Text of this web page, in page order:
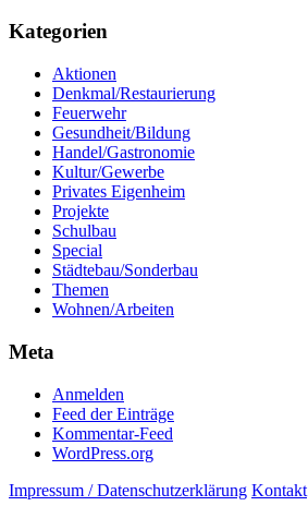
Kategorien
Aktionen
Denkmal/Restaurierung
Feuerwehr
Gesundheit/Bildung
Handel/Gastronomie
Kultur/Gewerbe
Privates Eigenheim
Projekte
Schulbau
Special
Städtebau/Sonderbau
Themen
Wohnen/Arbeiten
Meta
Anmelden
Feed der Einträge
Kommentar-Feed
WordPress.org
Impressum / Datenschutzerklärung Kontakt